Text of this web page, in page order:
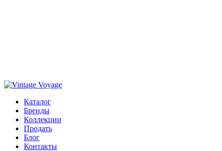
Каталог
Бренды
Коллекции
Продать
Блог
Контакты